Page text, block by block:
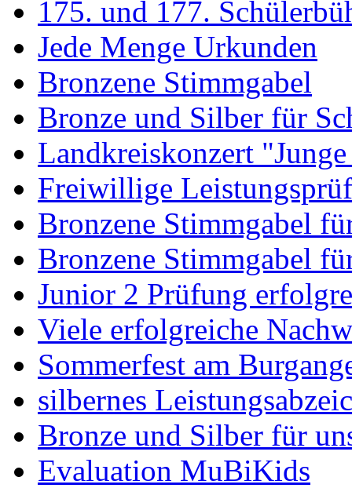
175. und 177.
Jede Menge Urkunden
Bronzene Stimmgabel
Bronze und Silber für
Landkreiskonzert
Freiwillige
Bronzene Stimmgabel
Bronzene Stimmgabel
Junior 2 Prüfung
Viele erfolgreiche
Sommerfest am
silbernes
Bronze und Silber für
Evaluation MuBiKids